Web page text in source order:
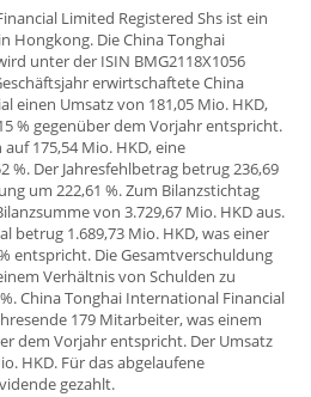
Limited Registered Shs ist ein
Hongkong. Die China Tonghai
unter der ISIN BMG2118X1056
erwirtschaftete China
einen Umsatz von 181,05 Mio. HKD,
% gegenüber dem Vorjahr entspricht.
175,54 Mio. HKD, eine
%. Der Jahresfehlbetrag betrug 236,69
um 222,61 %. Zum Bilanzstichtag
von 3.729,67 Mio. HKD aus.
betrug 1.689,73 Mio. HKD, was einer
entspricht. Die Gesamtverschuldung
Verhältnis von Schulden zu
China Tonghai International Financial
179 Mitarbeiter, was einem
dem Vorjahr entspricht. Der Umsatz
HKD. Für das abgelaufene
gezahlt.